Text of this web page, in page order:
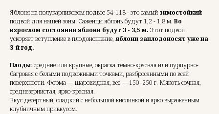
Яблоня на полукарликовом подвое 54-118 - это самый зимостойкий
подвой для нашей зоны. Саженцы яблонь будут 1,2 - 1,8 м. Во
взрослом состоянии яблони будут 3 - 3,5 м. Этот подвой
ускоряет вступление в плодоношение, яблони заплодоносят уже на
3-й год.
Плоды: средние или крупные, окраска тёмно-красная или пурпурно-
багровая с белыми подкожными точками, разбросанными по всей
поверхности. Форма — шаровидная, вес — 150–250 г. Мякоть сочная,
среднезернистая, ярко-красная.
Вкус десертный, сладкий с небольшой кислинкой и ярко выраженным
клубничным привкусом.